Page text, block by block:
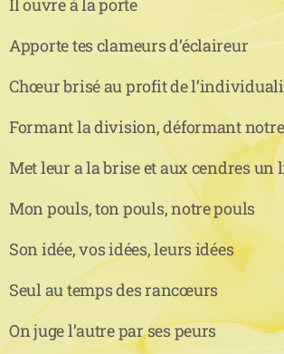
Apporte tes clameurs d’éclaireur
Chœur brisé au profit de
Formant la division, déformant
Met leur a la brise et aux cendres un
Mon pouls, ton pouls, notre pouls
Son idée, vos idées, leurs idées
Seul au temps des rancœurs
On juge l’autre par ses peurs